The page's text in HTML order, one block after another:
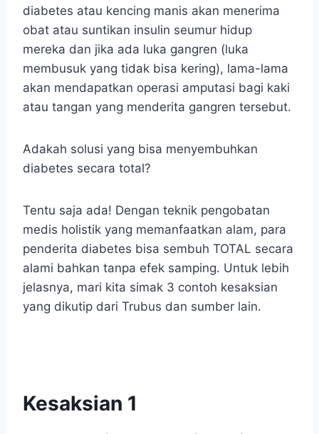
diabetes atau kencing manis akan menerima
obat atau suntikan insulin seumur hidup
mereka dan jika ada luka gangren (luka
membusuk yang tidak bisa kering), lama-lama
akan mendapatkan operasi amputasi bagi kaki
atau tangan yang menderita gangren tersebut.
Adakah solusi yang bisa menyembuhkan
diabetes secara total?
Tentu saja ada! Dengan teknik pengobatan
medis holistik yang memanfaatkan alam, para
penderita diabetes bisa sembuh TOTAL secara
alami bahkan tanpa efek samping. Untuk lebih
jelasnya, mari kita simak 3 contoh kesaksian
yang dikutip dari Trubus dan sumber lain.
Kesaksian 1